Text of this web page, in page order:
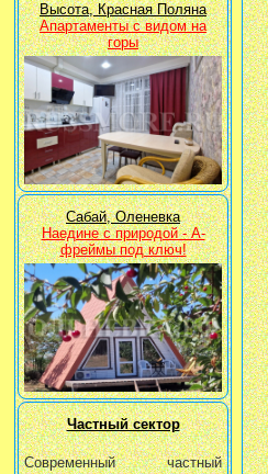
Высота, Красная Поляна
Апартаменты с видом на
горы
Сабай, Оленевка
Наедине с природой - А-
фреймы под ключ!
Частный сектор
Современный частный